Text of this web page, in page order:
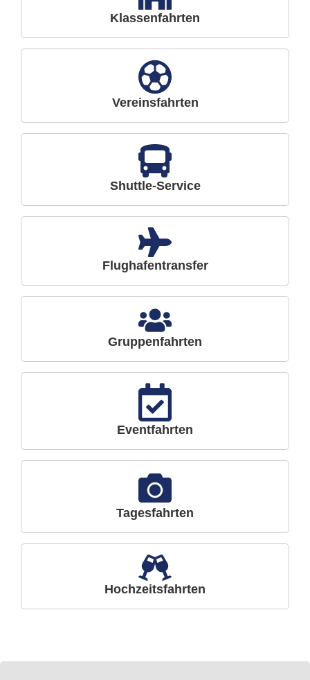
Klassenfahrten
Vereinsfahrten
Shuttle-Service
Flughafentransfer
Gruppenfahrten
Eventfahrten
Tagesfahrten
Hochzeitsfahrten